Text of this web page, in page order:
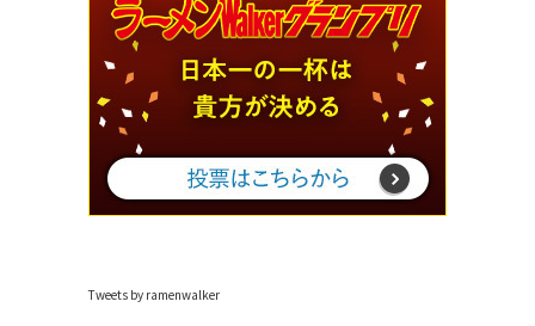
Tweets by ramenwalker